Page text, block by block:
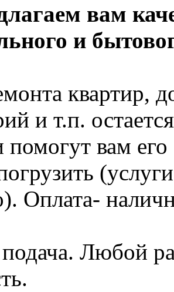
вам
и
квартир,
и т.п.
помогут вам его
Оплата-
Любой